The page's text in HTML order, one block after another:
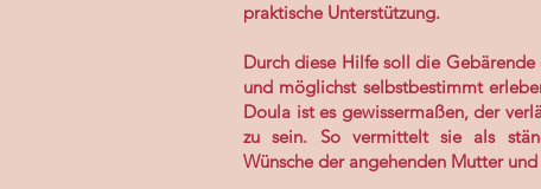
praktische Unterstützung.
Durch diese Hilfe soll die
und möglichst selbstbestimmt
Doula ist es gewissermaßen, der
zu sein. So vermittelt sie als
Wünsche der angehenden Mutter